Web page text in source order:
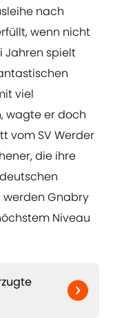
nach
wenn nicht
Jahren spielt
viel
wagte er doch
vom SV Werder
die ihre
werden Gnabry
Niveau